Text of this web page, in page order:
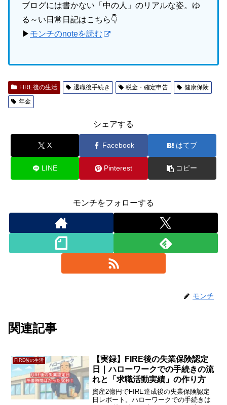
ブログには書かない「中の人」のリアルな姿。ゆ
る～い日常日記はこちら👇
▶ モンチのnoteを読む
FIRE後の生活 退職後手続き 税金・確定申告
健康保険
年金
シェアする
X Facebook はてブ
LINE Pinterest コピー
モンチをフォローする
モンチ
関連記事
FIRE後の生活
【実録】FIRE後の失業保険認定
日｜ハローワークでの手続きの流
れと「求職活動実績」の作り方
資産2億円でFIRE達成後の失業保険認定
日レポート。ハローワークでの手続きは